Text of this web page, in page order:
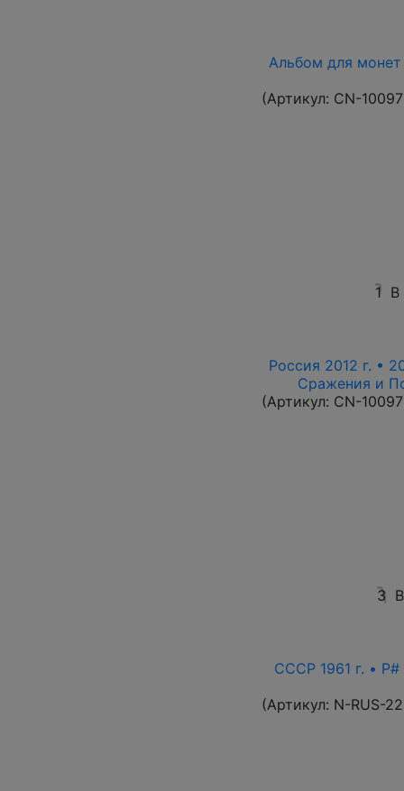
Альбом для монет
(Артикул: CN-
1 В
Россия 2012 г. •
Сражения и
(Артикул: CN-10097
3
СССР 1961 г. •
(Артикул: N-RUS-